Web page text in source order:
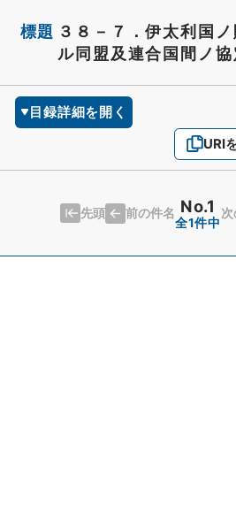
標題 ３８－７．伊太利国
ル同盟及連合国間ノ
目録詳細を開く
URI
先頭 前の件名 No.1
全1件中
次